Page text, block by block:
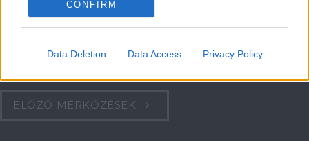
CONFIRM
Data Deletion Data Access Privacy Policy
ELŐZŐ MÉRKŐZÉSEK